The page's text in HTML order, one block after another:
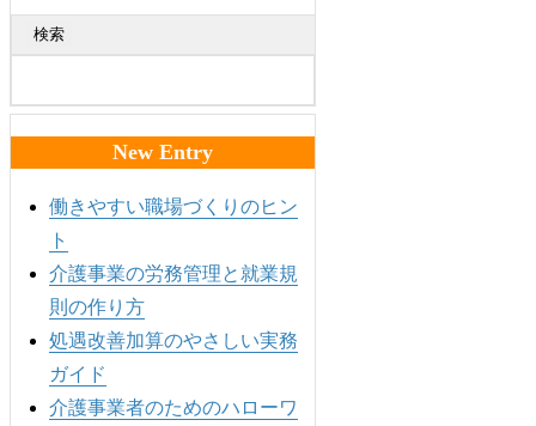
検索
New Entry
働きやすい職場づくりのヒン
ト
介護事業の労務管理と就業規
則の作り方
処遇改善加算のやさしい実務
ガイド
介護事業者のためのハローワ